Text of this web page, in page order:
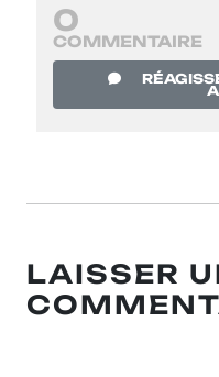
0
COMMENTAIRE
LAISSER